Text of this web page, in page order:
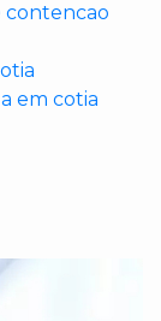
contencao
em cotia